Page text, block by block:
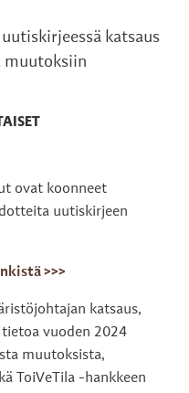
katsaus
muutoksiin
ovat koonneet
uutiskirjeen
>>>
katsaus,
vuoden 2024
muutoksista,
ToiVeTila -hankkeen